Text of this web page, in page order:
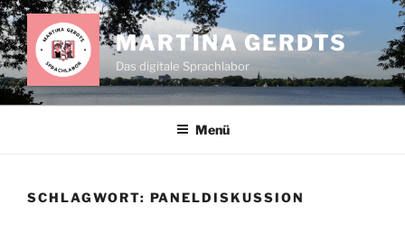
Zum
Inhalt
springen
MARTINA GERDTS
Das digitale Sprachlabor
Menü
SCHLAGWORT: PANELDISKUSSION